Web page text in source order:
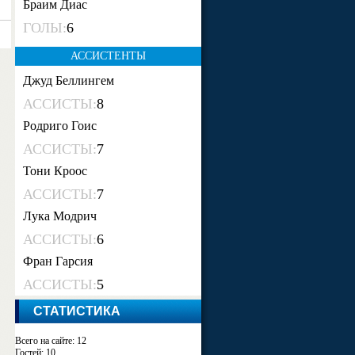
Браим Диас
ГОЛЫ:6
АССИСТЕНТЫ
Джуд Беллингем
АССИСТЫ:8
Родриго Гоис
АССИСТЫ:7
Тони Кроос
АССИСТЫ:7
Лука Модрич
АССИСТЫ:6
Фран Гарсия
АССИСТЫ:5
СТАТИСТИКА
Всего на сайте: 12
Гостей: 10